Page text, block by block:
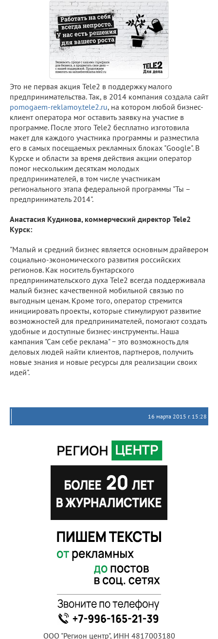
Это не первая акция Tele2 в поддержку малого
предпринимательства. Так, в 2014 компания создала сайт
pomogaem-reklamoy.tele2.ru, на котором любой бизнес-
клиент оператора мог оставить заявку на участие в
программе. После этого Tele2 бесплатно изготовила
макет для каждого участника программы и разместила
его в самых посещаемых рекламных блоках "Google". В
Курске и области за время действия акции оператор
помог нескольким десяткам молодых
предпринимателей, в том числе участникам
регионального этапа федеральной программы "Ты –
предприниматель 2014".
Анастасия Кудинова, коммерческий директор Tele2
Курск:
"Малый и средний бизнес является основным драйвером
социально-экономического развития российских
регионов. Как носитель бунтарского
предпринимательского духа Tele2 всегда поддерживала
малый бизнес качественной мобильной связью по
выгодным ценам. Кроме того, оператор стремится
инициировать проекты, которые стимулируют развитие
возможностей для предпринимателей, помогают создать
удобные и доступные бизнес-инструменты. Наша
кампания "Сам себе реклама" − это возможность для
деловых людей найти клиентов, партнеров, получить
новые знания и новые ресурсы для реализации своих
идей".
16 марта 2015 г. 15:28
ООО "Регион центр", ИНН 4817003180